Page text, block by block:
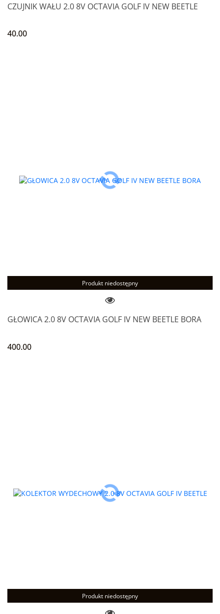
CZUJNIK WAŁU 2.0 8V OCTAVIA GOLF IV NEW BEETLE
40.00
Produkt niedostępny
GŁOWICA 2.0 8V OCTAVIA GOLF IV NEW BEETLE BORA
400.00
Produkt niedostępny